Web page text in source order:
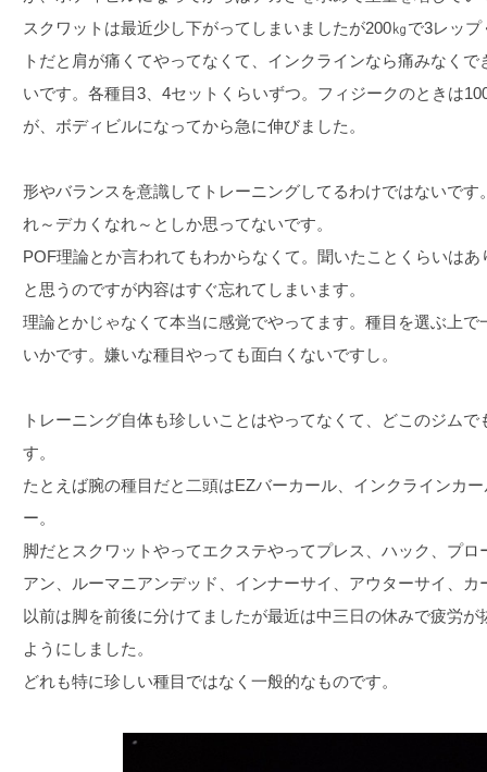
スクワットは最近少し下がってしまいましたが200㎏で3レッ
トだと肩が痛くてやってなくて、インクラインなら痛みなく
いです。各種目3、4セットくらいずつ。フィジークのときは
が、ボディビルになってから急に伸びました。
形やバランスを意識してトレーニングしてるわけではないで
れ～デカくなれ～としか思ってないです。
POF理論とか言われてもわからなくて。聞いたことくらいは
と思うのですが内容はすぐ忘れてしまいます。
理論とかじゃなくて本当に感覚でやってます。種目を選ぶ上
いかです。嫌いな種目やっても面白くないですし。
トレーニング自体も珍しいことはやってなくて、どこのジム
す。
たとえば腕の種目だと二頭はEZバーカール、インクラインカ
ー。
脚だとスクワットやってエクステやってプレス、ハック、プ
アン、ルーマニアンデッド、インナーサイ、アウターサイ、カ
以前は脚を前後に分けてましたが最近は中三日の休みで疲労
ようにしました。
どれも特に珍しい種目ではなく一般的なものです。